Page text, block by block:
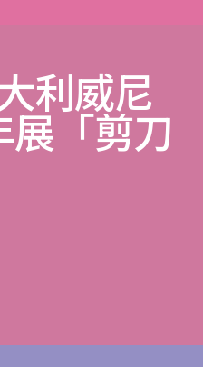
利威尼
展「剪刀